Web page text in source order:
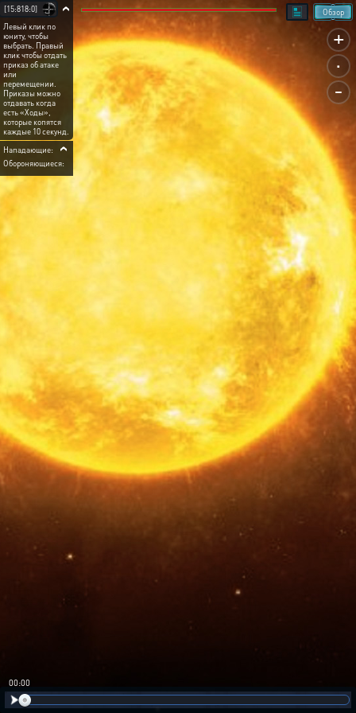
+
.
-
Обзор
[15:818:0]
Левый клик по
юниту, чтобы
выбрать. Правый
клик чтобы отдать
приказ об атаке
или
перемещении.
Приказы можно
отдавать когда
есть «Ходы»,
которые копятся
каждые 10 секунд.
Нападающие:
Обороняющиеся:
00:00